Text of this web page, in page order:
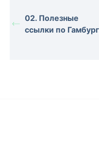
02. Полезные
ссылки по